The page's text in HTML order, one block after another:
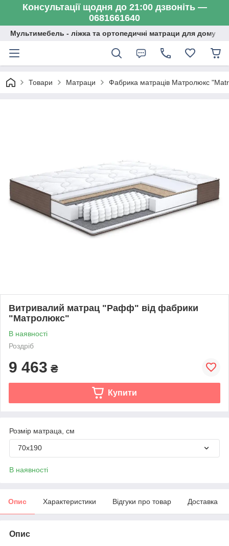
Консультації щодня до 21:00 дзвоніть —
0681661640
Мультимебель - ліжка та ортопедичні матраци для дому
Товари Матраци Фабрика матраців Матролюкс
Витривалий матрац "Рафф" від фабрики
"Матролюкс"
В наявності
Роздріб
9 463 ₴
Купити
Розмір матраца, см
70х190
В наявності
Опис Характеристики Відгуки про товар Доставка
Опис